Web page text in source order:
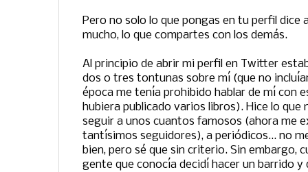
Pero no solo lo que pongas en tu perfil dice
mucho, lo que compartes con los demás.
Al principio de abrir mi perfil en Twitter
dos o tres tontunas sobre mí (que no
época me tenía prohibido hablar de mí con
hubiera publicado varios libros). Hice lo que
seguir a unos cuantos famosos (ahora me
tantísimos seguidores), a periódicos... no
bien, pero sé que sin criterio. Sin embargo,
gente que conocía decidí hacer un barrido